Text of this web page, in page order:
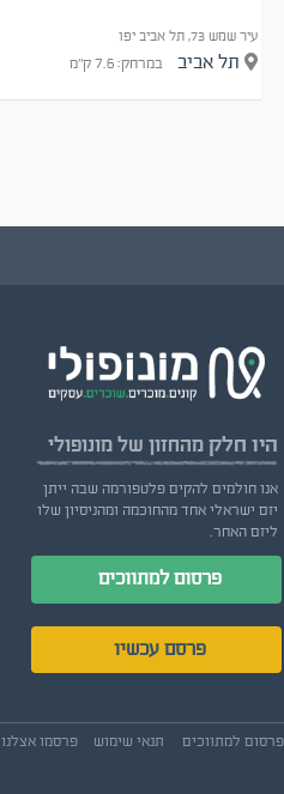
עיר שמש 73, תל אביב יפו
תל אביב במרחק: 7.6 ק"מ
היו חלקמהחזון של מונופולי
אנו חולמים להקים פלטפורמה שבה ייתן
יזם ישראלי אחד מהחוכמה ומהניסיון שלו
ליזם האחר.
פרסום למתווכים
פרסם עכשיו
פרסום למתווכים תנאי שימוש פרסמו אצלנו